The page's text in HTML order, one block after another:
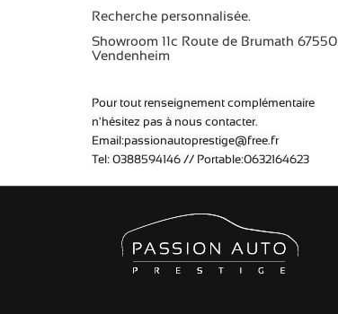
Recherche personnalisée.
Showroom 11c Route de Brumath 67550
Vendenheim
Pour tout renseignement complémentaire
n'hésitez pas à nous contacter.
Email:passionautoprestige@free.fr
Tel: 0388594146 // Portable:0632164623